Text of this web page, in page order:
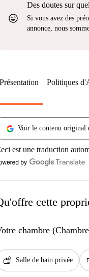
sentiment_very_satisfied
Des doutes sur
Si vous avez des
annonce, nous
Présentation Politiques
Voir le contenu original
est une traduction
cette
chambre
soap Salle de bain privée